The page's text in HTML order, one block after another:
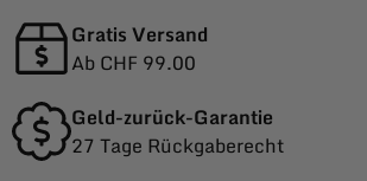
Gratis Versand
Ab CHF 99.00
Geld-zurück-Garantie
27 Tage Rückgaberecht